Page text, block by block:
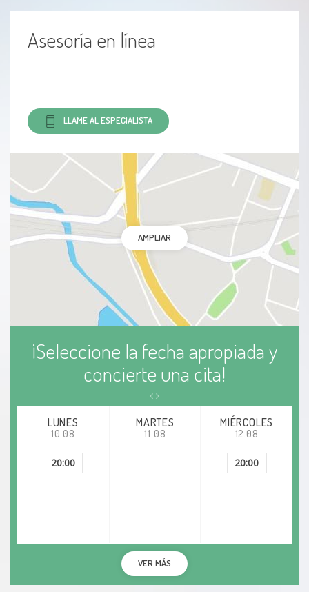
Asesoría en línea
LLAME AL ESPECIALISTA
AMPLIAR
¡Seleccione la fecha apropiada y
concierte una cita!
LUNES
10.08
20:00
MARTES
11.08
MIÉRCOLES
12.08
20:00
VER MÁS